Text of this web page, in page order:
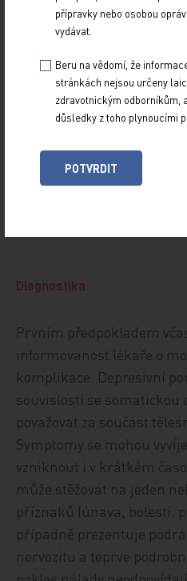
úzkostných poruch by
dysfunkce
postihující organismus v
dysfunkce je spojována s
aktivitou vyplývající z
živým tématem vliv
hostility – na
Diagnostika
Prvním předpokladem
informovanost lékaře o
komplikace. Depresivní
souvislosti se somatickou
považovat za součást
Symptomy se mohou
vzniknout i v krátkém
může stěžovat na jeden
příznaků (únava, bolesti,
případně prezentuje
nervozitu a teprve
přípravky nebo osobou
vydávat.
Beru na vědomí, že
stránkách nejsou určeny
zdravotnickým odborníkům,
důsledky z toho plynoucími
POTVRDIT